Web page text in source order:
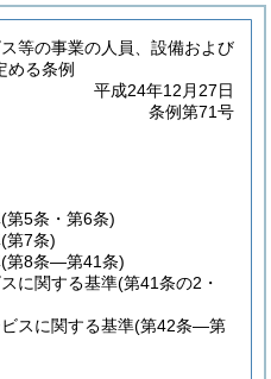
等の事業の人員、設備および
める条例
平成24年12月27日
条例第71号
(第5条・第6条)
(第7条)
(第8条―第41条)
に関する基準(第41条の2・
スに関する基準(第42条―第